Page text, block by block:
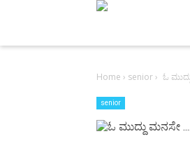
Home › senior› ಓ
senior